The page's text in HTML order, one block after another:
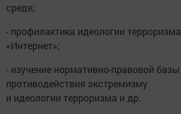
среде;
- профилактика идеологии
«Интернет»;
- изучение нормативно-правовой
противодействия экстремизму
и идеологии терроризма и др.